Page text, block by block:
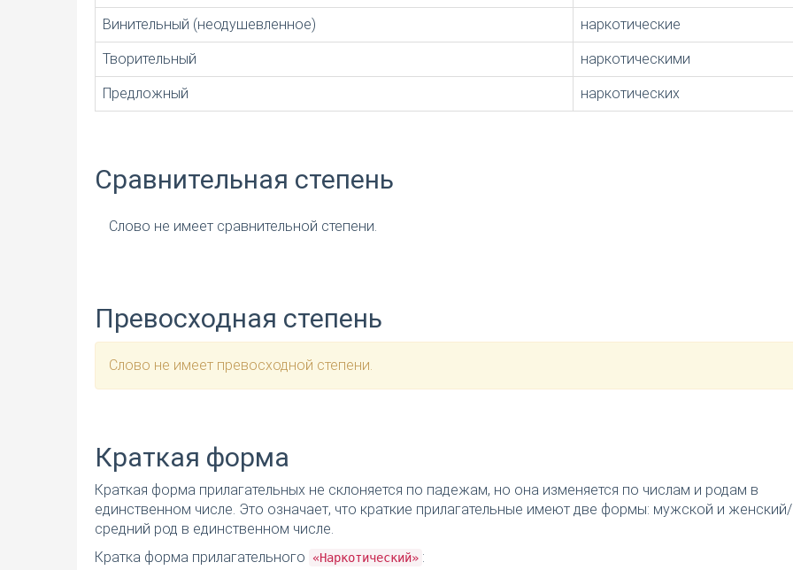
Винительный (неодушевленное) наркотические
Творительный наркотическими
Предложный наркотических
Сравнительная степень
Слово не имеет сравнительной степени.
Превосходная степень
Слово не имеет превосходной степени.
Краткая форма
Краткая форма прилагательных не склоняется по падежам, но она изменяется по числам и родам в
единственном числе. Это означает, что краткие прилагательные имеют две формы: мужской и женский/
средний род в единственном числе.
Кратка форма прилагательного
«Наркотический» :